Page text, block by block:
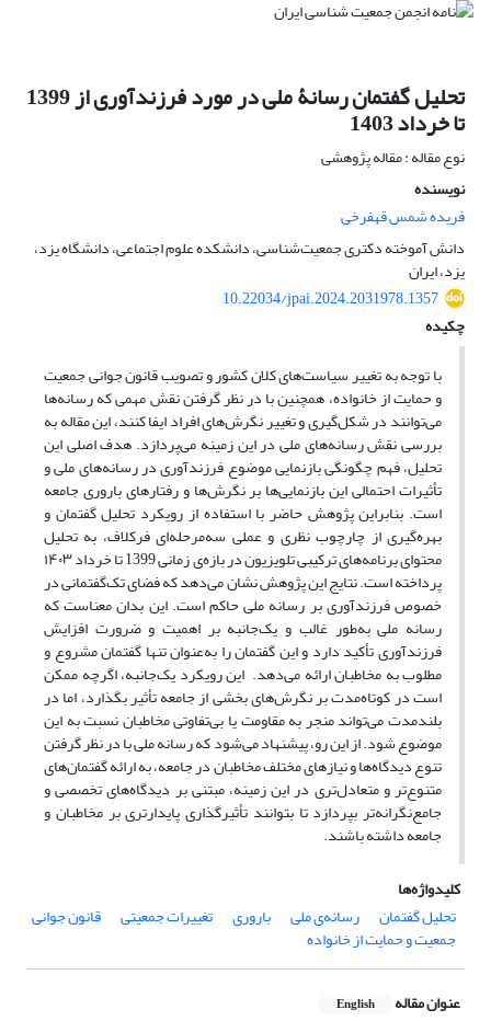
تحلیل گفتمان رسانۀ ملی در مورد فرزندآوری از 1399
تا خرداد 1403
نوع مقاله : مقاله پژوهشی
نویسنده
فریده شمس قهفرخی
دانش آموخته دکتری جمعیت‌شناسی، دانشکده علوم اجتماعی، دانشگاه یزد،
یزد، ایران
10.22034/jpai.2024.2031978.1357
چکیده
با توجه به تغییر سیاست‌های کلان کشور و تصویب قانون جوانی جمعیت
و حمایت از خانواده، همچنین با در نظر گرفتن نقش مهمی که رسانه‌ها
می‌توانند در شکل‌گیری و تغییر نگرش‌های افراد ایفا کنند، این مقاله به
بررسی نقش رسانه‌های ملی در این زمینه می‌پردازد. هدف اصلی این
تحلیل، فهم چگونگی بازنمایی موضوع فرزندآوری در رسانه‌های ملی و
تأثیرات احتمالی این بازنمایی‌ها بر نگرش‌ها و رفتارهای باروری جامعه
است. بنابراین پژوهش حاضر با استفاده از رویکرد تحلیل گفتمان و
بهره‌گیری از چارچوب نظری و عملی سه‌مرحله‌ای فرکلاف، به تحلیل
محتوای برنامه‌های ترکیبی تلویزیون در بازه‌ی زمانی 1399 تا خرداد ۱۴۰۳
پرداخته است. نتایج این پژوهش نشان می‌دهد که فضای تک‌گفتمانی در
خصوص فرزندآوری بر رسانه ملی حاکم است. این بدان معناست که
رسانه ملی به‌طور غالب و یک‌جانبه بر اهمیت و ضرورت افزایش
فرزندآوری تأکید دارد و این گفتمان را به‌عنوان تنها گفتمان مشروع و
مطلوب به مخاطبان ارائه می‌دهد. این رویکرد یک‌جانبه، اگرچه ممکن
است در کوتاه‌مدت بر نگرش‌های بخشی از جامعه تأثیر بگذارد، اما در
بلندمدت می‌تواند منجر به مقاومت یا بی‌تفاوتی مخاطبان نسبت به این
موضوع شود. از این رو، پیشنهاد می‌شود که رسانه ملی با در نظر گرفتن
تنوع دیدگاه‌ها و نیازهای مختلف مخاطبان در جامعه، به ارائه گفتمان‌های
متنوع‌تر و متعادل‌تری در این زمینه، مبتنی بر دیدگاه‌‌های تخصصی و
جامع‌نگرانه‌تر بپردازد تا بتوانند تأثیرگذاری پایدارتری بر مخاطبان و
جامعه داشته باشند.
کلیدواژه‌ها
تحلیل گفتمان
رسانه‌‌ی ملی باروری تغییرات جمعیتی قانون جوانی
جمعیت و حمایت از خانواده
عنوان مقاله English